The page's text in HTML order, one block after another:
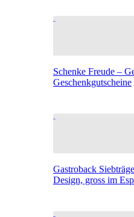
Schenke Freude –
Geschenkgutscheine
Gastroback
Design, gross im